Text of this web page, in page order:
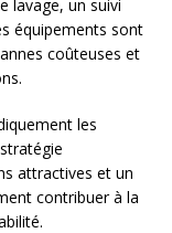
lavage, un suivi
équipements sont
coûteuses et
les
attractives et un
contribuer à la